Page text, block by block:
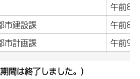
午前8
市建設課
午前8
市計画課
午前9
期間は終了しました。）